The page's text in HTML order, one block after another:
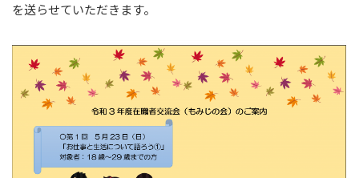
お問い合わせ
プライバシーポリシー
を送らせていただきます。